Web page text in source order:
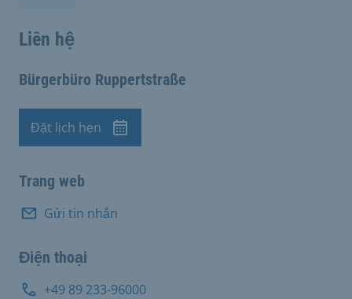
Liên hệ
Bürgerbüro Ruppertstraße
Cuộc hẹn
Đặt lịch hẹn
Trang web
Gửi tin nhắn
Điện thoại
+49 89 233-96000